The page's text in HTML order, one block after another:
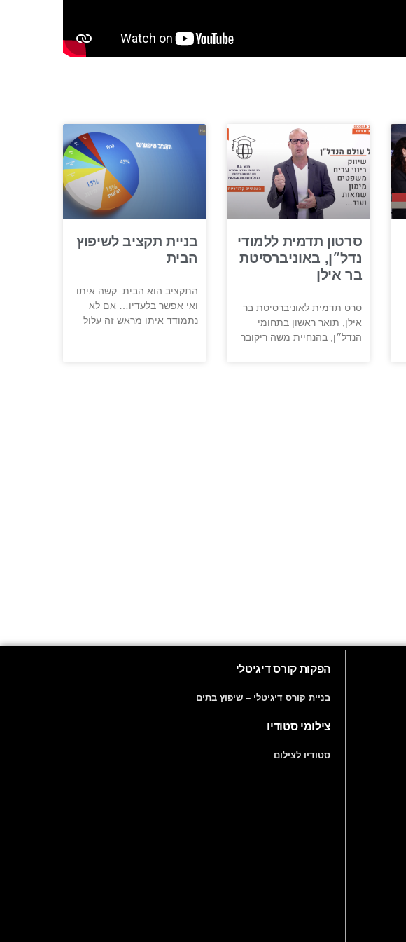
סרטון תדמית ללמודי
נדל״ן, באוניברסיטת
בר אילן
סרט תדמית לאוניברסיטת בר
אילן, תואר ראשון בתחומי
הנדל״ן, בהנחיית משה ריקובר
בניית תקציב לשיפוץ
הבית
התקציב הוא הבית. קשה איתו
ואי אפשר בלעדיו… אם לא
נתמודד איתו מראש זה עלול
הפקות קורס דיגיטלי
בניית קורס דיגיטלי – שיפוץ בתים
צילומי סטודיו
סטודיו לצילום